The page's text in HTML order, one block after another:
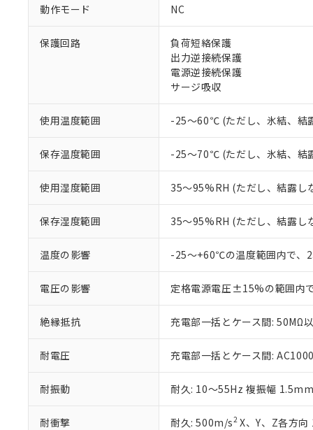
動作モード NC
保護回路
負荷短絡保護
出力逆接続保護
電源逆接続保護
サージ吸収
使用温度範囲 -25～60℃ (ただし、氷結、結
保存温度範囲 -25～70℃ (ただし、氷結、結
使用湿度範囲 35～95%RH (ただし、結露し
保存湿度範囲 35～95%RH (ただし、結露し
温度の影響 -25～+60℃の温度範囲内で、
電圧の影響 定格電源電圧±15%の範囲内
絶縁抵抗 充電部一括とケース間: 50MΩ
耐電圧 充電部一括とケース間:
耐振動 耐久: 10～55Hz 複振幅
耐衝撃 耐久: 500m/s2X、Y、Z各方向
以下の条件をお読
当社制御機
在庫状況お
い。
正式な納期
オムロン制
在庫状況お
す。
マイパーツ
ている必要
さい。
※当社の共同
いる法人を
仕入先様の事情に
があります。
*EU RoHS指令（10物質
フタル酸ビス(2-エチル
ル（DBP） 1000ppm以
但し、RoHS指令で産業
フタル酸エステル類の
部品在庫の切り替
※3 非含有証明
下記の非含有証明
EU RoHS指令（
51物質の非含有証
※本証明書は発行
また、RoHS指令
混在することから
既に当社にて対
り割愛しております
※1 中国
「○」：最大均質
「×」：最大均質
Pb(鉛) :1000ppm、 Hg(
DEHP(フタル酸ビス(2-
※2 環境保護使
「ｅ」：有害物質
「10」：通常の使
味します。
「－」：未確認で
などの必要
当社は規制
ます。
当社は貴社
置等に一切
また当社は
たしません。
機器販
空
白
受注生